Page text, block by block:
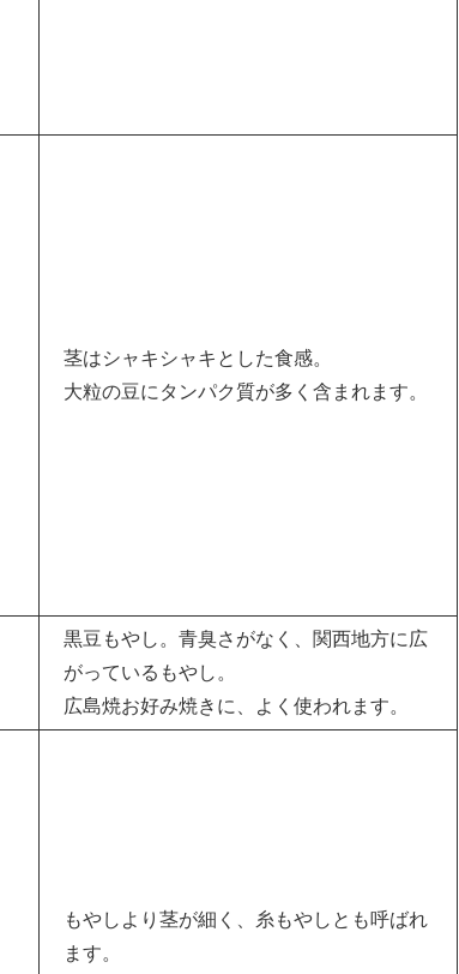
茎はシャキシャキとした食感。
大粒の豆にタンパク質が多く含まれます。
黒豆もやし。青臭さがなく、関西地方に広
がっているもやし。
広島焼お好み焼きに、よく使われます。
もやしより茎が細く、糸もやしとも呼ばれ
ます。